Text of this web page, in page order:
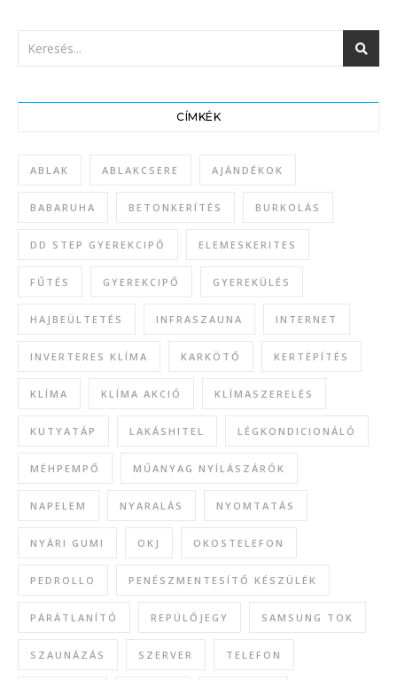
CÍMKÉK
ABLAK ABLAKCSERE AJÁNDÉKOK
BABARUHA BETONKERÍTÉS BURKOLÁS
DD STEP GYEREKCIPŐ ELEMESKERITES
FŰTÉS GYEREKCIPŐ GYEREKÜLÉS
HAJBEÜLTETÉS INFRASZAUNA INTERNET
INVERTERES KLÍMA KARKÖTŐ KERTÉPÍTÉS
KLÍMA KLÍMA AKCIÓ KLÍMASZERELÉS
KUTYATÁP LAKÁSHITEL LÉGKONDICIONÁLÓ
MÉHPEMPŐ MŰANYAG NYÍLÁSZÁRÓK
NAPELEM NYARALÁS NYOMTATÁS
NYÁRI GUMI OKJ OKOSTELEFON
PEDROLLO PENÉSZMENTESÍTŐ KÉSZÜLÉK
PÁRÁTLANÍTÓ REPÜLŐJEGY SAMSUNG TOK
SZAUNÁZÁS SZERVER TELEFON